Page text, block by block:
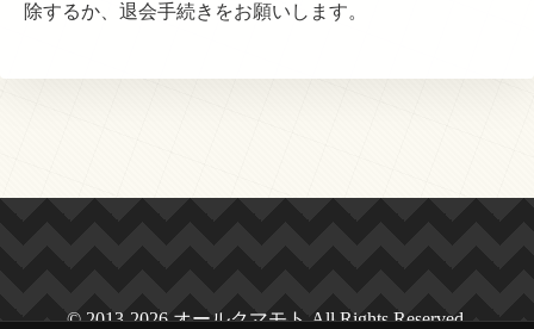
除するか、退会手続きをお願いします。
© 2013-2026 オールクマモト All Rights Reserved.